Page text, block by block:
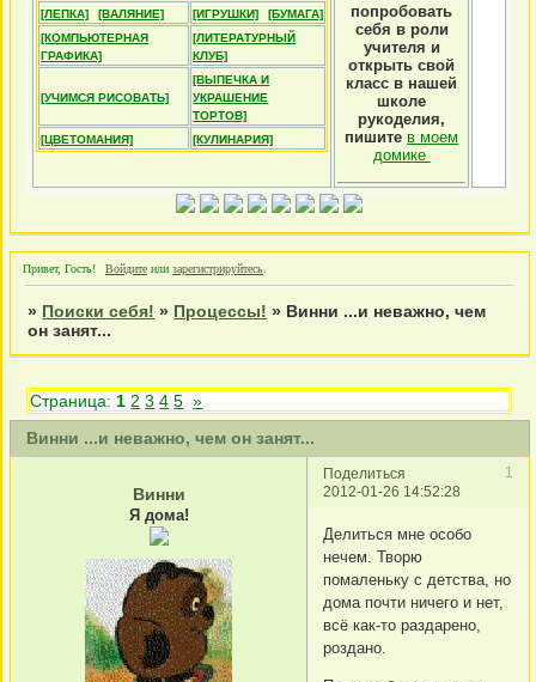
[ЛЕПКА]
[ВАЛЯНИЕ] [ИГРУШКИ]
[БУМАГА]
[КОМПЬЮТЕРНАЯ
ГРАФИКА]
[ЛИТЕРАТУРНЫЙ
КЛУБ]
[УЧИМСЯ РИСОВАТЬ]
[ВЫПЕЧКА И
УКРАШЕНИЕ
ТОРТОВ]
[ЦВЕТОМАНИЯ]
[КУЛИНАРИЯ]
попробовать
себя в роли
учителя и
открыть свой
класс в нашей
школе
рукоделия,
пишите в моем
домике
Привет, Гость! Войдите или зарегистрируйтесь
» Поиски себя! » Процессы! » Винни ...и неважно, чем
он занят...
Винни ...и неважно, чем он занят...
Страница: 1 2 3 4 5 »
Поделиться
1
2012-01-26 14:52:28
Винни
Я дома!
Делиться мне особо
нечем. Творю
помаленьку с детства, но
дома почти ничего и нет,
всё как-то раздарено,
роздано.